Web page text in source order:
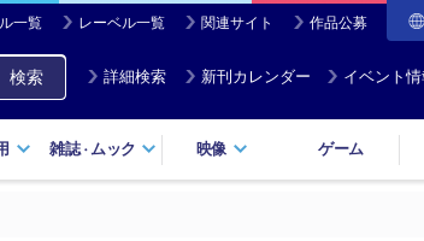
一覧 レーベル一覧 関連サイト 作品公募
検索 詳細検索 新刊カレンダー イベント情
雑誌・ ムック 映像 ゲーム